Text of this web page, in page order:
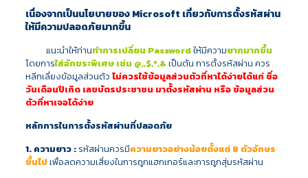
เนื่องจากเป็นนโยบายของ Microsoft เกี่ยวกับการตั้งรหัสผ่าน
ให้มีความปลอดภัยมากขึ้น
แนะนำให้ท่านทำการเปลี่ยน Password ให้มีความยากมากขึ้น
โดยการใส่อักขระพิเศษ เช่น @,,$,*,& เป็นต้น การตั้งรหัสผ่าน ควร
หลีกเลี่ยงข้อมูลส่วนตัว ไม่ควรใช้ข้อมูลส่วนตัวที่หาได้ง่ายได้แก่ ชื่อ
วันเดือนปีเกิด เลขบัตรประชาชน มาตั้งรหัสผ่าน หรือ ข้อมูลส่วน
ตัวที่หาเจอได้ง่าย
หลักการในการตั้งรหัสผ่านที่ปลอดภัย
1. ความยาว :รหัสผ่านควรมีความยาวอย่างน้อยตั้งแต่ 8 ตัวอักษร
ขึ้นไป เพื่อลดความเสี่ยงในการถูกแฮกเกอร์และการถูกสุ่มรหัสผ่าน